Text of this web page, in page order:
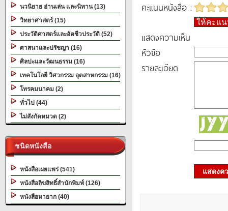
นวนิยาย อ่านเล่น และนิทาน (13)
วิทยาศาสตร์ (15)
ประวัติศาสตร์และอัตชีวประวัติ (52)
ศาสนาและปรัชญา (16)
ศิลปะและวัฒนธรรม (16)
เทคโนโลยี วิศวกรรม อุตสาหกรรม (16)
โทรคมนาคม (2)
ทั่วไป (44)
ไม่สังกัดหมวด (2)
ชนิดหนังสือ
หนังสือเผยแพร่ (541)
หนังสือลิขสิทธิ์สำนักพิมพ์ (126)
หนังสือหายาก (40)
คะแนนหนังสือ :
ให้คะแ
แสดงความเห็น
หัวข้อ
รายละเอียด
แสดงค